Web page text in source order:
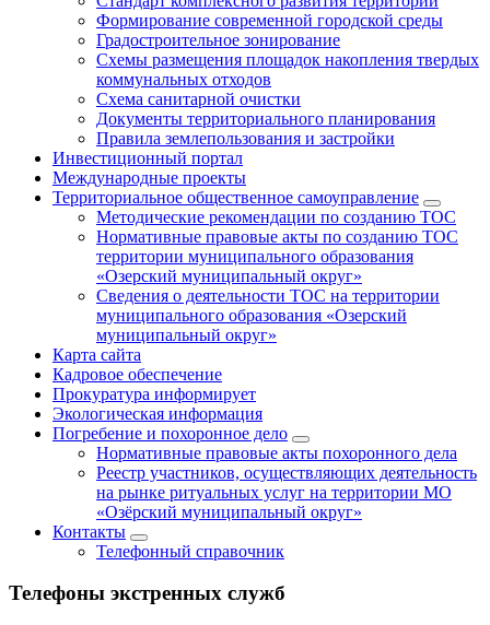
Формирование современной городской среды
Градостроительное зонирование
Схемы размещения площадок накопления твердых
коммунальных отходов
Схема санитарной очистки
Документы территориального планирования
Правила землепользования и застройки
Инвестиционный портал
Международные проекты
Территориальное общественное самоуправление
Методические рекомендации по созданию ТОС
Нормативные правовые акты по созданию ТОС
территории муниципального образования
«Озерский муниципальный округ»
Сведения о деятельности ТОС на территории
муниципального образования «Озерский
муниципальный округ»
Карта сайта
Кадровое обеспечение
Прокуратура информирует
Экологическая информация
Погребение и похоронное дело
Нормативные правовые акты похоронного дела
Реестр участников, осуществляющих деятельность
на рынке ритуальных услуг на территории МО
«Озёрский муниципальный округ»
Контакты
Телефонный справочник
Телефоны экстренных служб